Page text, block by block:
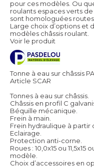
pour ces modèles. Ou
roulants espaces verts
sont homologuées
Large choix d’options et
modèles châssis roulant.
Voir le produit
Tonne à eau sur châssis
Article SCAR
Tonnes à eau sur châssis.
Châssis en profil C
Béquille mécanique.
Frein à main.
Frein hydraulique à partir
Eclairage.
Protection anti-corne.
Roues : 10,0x15 ou 11,5x15
modèle.
Choix d’accessoires en